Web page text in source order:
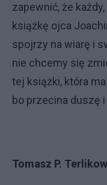
zapewnić, że
książkę ojca
spojrzy na wiarę i
nie chcemy się
tej książki, która
bo przecina duszę
Tomasz P.